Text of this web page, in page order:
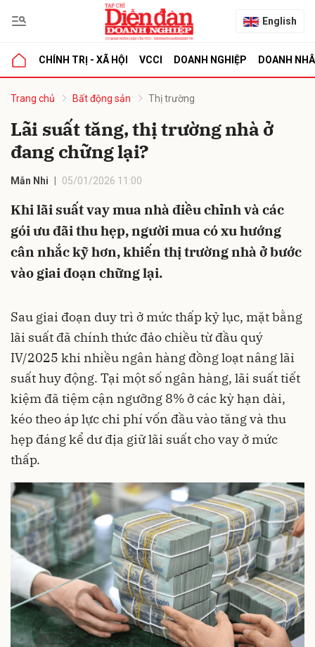
English
CHÍNH TRỊ - XÃ HỘI VCCI DOANH NGHIỆP DOANH
Trang chủ Bất động sản Thị trường
Lãi suất tăng, thị trường nhà ở
đang chững lại?
Mẫn Nhi 05/01/2026 11:00
Khi lãi suất vay mua nhà điều chỉnh và các
gói ưu đãi thu hẹp, người mua có xu hướng
cân nhắc kỹ hơn, khiến thị trường nhà ở bước
vào giai đoạn chững lại.
Sau giai đoạn duy trì ở mức thấp kỷ lục, mặt bằng
lãi suất đã chính thức đảo chiều từ đầu quý
IV/2025 khi nhiều ngân hàng đồng loạt nâng lãi
suất huy động. Tại một số ngân hàng, lãi suất tiết
kiệm đã tiệm cận ngưỡng 8% ở các kỳ hạn dài,
kéo theo áp lực chi phí vốn đầu vào tăng và thu
hẹp đáng kể dư địa giữ lãi suất cho vay ở mức
thấp.
luận
Hủy